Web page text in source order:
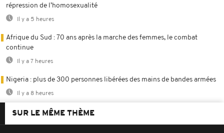
répression de l’homosexualité
Il y a 5 heures
Afrique du Sud : 70 ans après la marche des femmes, le combat
continue
Il y a 7 heures
Nigeria : plus de 300 personnes libérées des mains de bandes armées
Il y a 8 heures
SUR LE MÊME THÈME